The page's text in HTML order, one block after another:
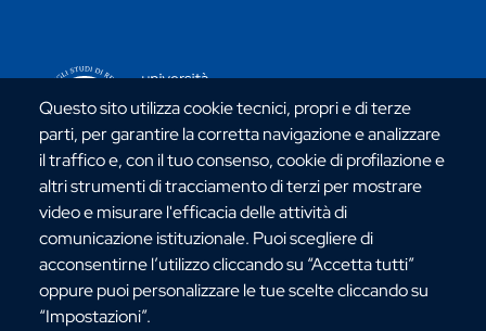
Questo sito utilizza cookie tecnici, propri e di terze
parti, per garantire la corretta navigazione e analizzare
il traffico e, con il tuo consenso, cookie di profilazione e
altri strumenti di tracciamento di terzi per mostrare
video e misurare l'efficacia delle attività di
comunicazione istituzionale. Puoi scegliere di
acconsentirne l’utilizzo cliccando su “Accetta tutti”
oppure puoi personalizzare le tue scelte cliccando su
“Impostazioni”.
CONTATTI ATENEO
Via dell'Università, 25 - 89124 Reggio Calabria
C.F. 80006510806
URP:
urp@unirc.it
PEC: amministrazione@pec.unirc.it